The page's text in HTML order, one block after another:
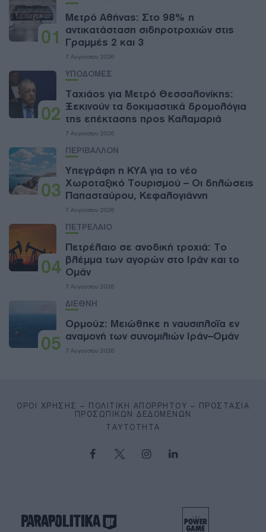
01
Μετρό Αθήνας: Στο 98% η
αντικατάσταση σιδηροτροχιών στις
Γραμμές 2 και 3
7 Αυγούστου 2026
02
ΥΠΟΔΟΜΕΣ
Ταχιάος για Μετρό Θεσσαλονίκης:
Ξεκινούν τα δοκιμαστικά δρομολόγια
της επέκτασης προς Καλαμαριά
7 Αυγούστου 2026
03
ΠΕΡΙΒΑΛΛΟΝ
Υπεγράφη η ΚΥΑ για το νέο
Χωροταξικό Τουρισμού – Οι δηλώσεις
Παπασταύρου, Κεφαλογιάννη
7 Αυγούστου 2026
04
ΠΕΤΡΕΛΑΙΟ
Πετρέλαιο σε ανοδική τροχιά: Το
βλέμμα των αγορών στο Ιράν και το
Ομάν
7 Αυγούστου 2026
05
ΔΙΕΘΝΗ
Ορμούζ: Μειώθηκε η ναυσιπλοΐα εν
αναμονή των συνομιλιών Ιράν–Ομάν
7 Αυγούστου 2026
ΌΡΟΙ ΧΡΉΣΗΣ – ΠΟΛΙΤΙΚΉ ΑΠΟΡΡΉΤΟΥ – ΠΡΟΣΤΑΣΊΑ
ΠΡΟΣΩΠΙΚΏΝ ΔΕΔΟΜΈΝΩΝ
ΤΑΥΤΌΤΗΤΑ